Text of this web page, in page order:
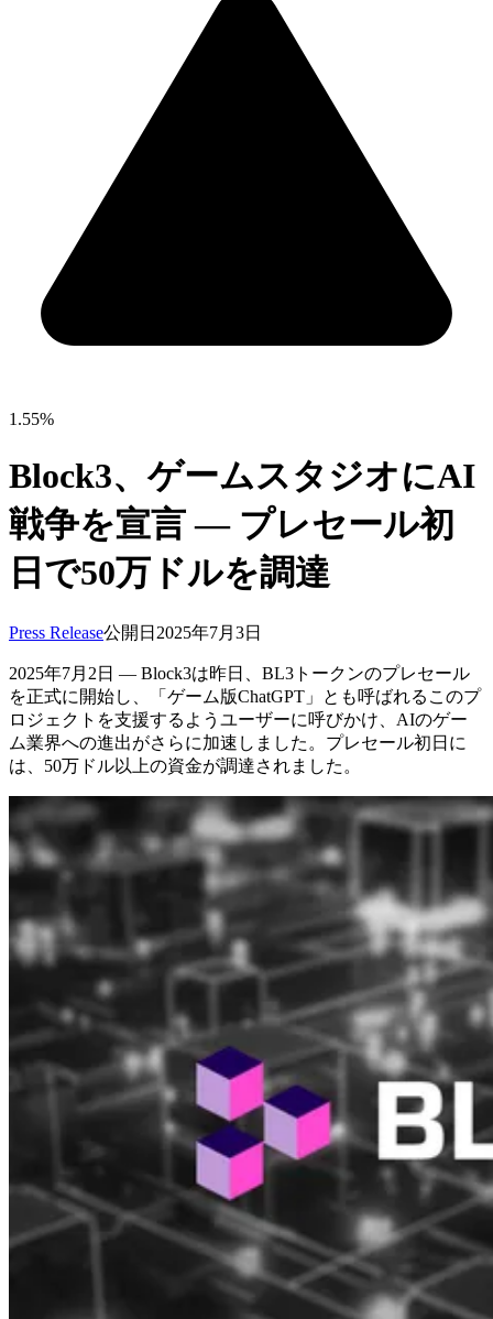
1.55%
Block3、ゲームスタジオにAI
戦争を宣言 — プレセール初
日で50万ドルを調達
Press Release公開日 2025年7月3日
2025年7月2日 — Block3は昨日、BL3トークンのプレセール
を正式に開始し、「ゲーム版ChatGPT」とも呼ばれるこのプ
ロジェクトを支援するようユーザーに呼びかけ、AIのゲー
ム業界への進出がさらに加速しました。プレセール初日に
は、50万ドル以上の資金が調達されました。